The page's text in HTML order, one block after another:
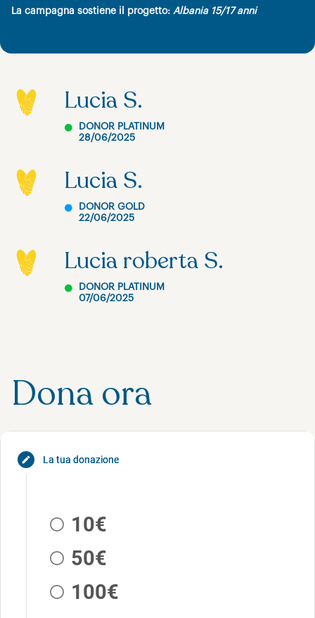
La campagna sostiene il progetto: Albania 15/17 anni
Lucia S.
DONOR PLATINUM
28/06/2025
Lucia S.
DONOR GOLD
22/06/2025
Lucia roberta S.
DONOR PLATINUM
07/06/2025
Dona ora